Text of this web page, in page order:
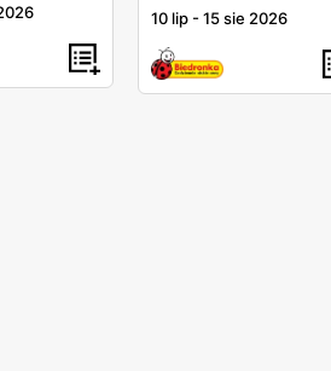
10 lip -15 sie 2026